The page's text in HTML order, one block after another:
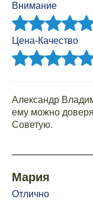
Внимание
Цена-Качество
Александр
ему можно
Советую.
Мария
Отлично